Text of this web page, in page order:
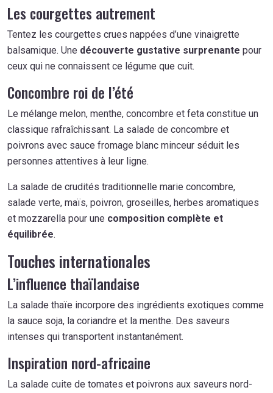
Les courgettes autrement
Tentez les courgettes crues nappées d’une vinaigrette
balsamique. Une découverte gustative surprenante pour
ceux qui ne connaissent ce légume que cuit.
Concombre roi de l’été
Le mélange melon, menthe, concombre et feta constitue un
classique rafraîchissant. La salade de concombre et
poivrons avec sauce fromage blanc minceur séduit les
personnes attentives à leur ligne.
La salade de crudités traditionnelle marie concombre,
salade verte, maïs, poivron, groseilles, herbes aromatiques
et mozzarella pour une composition complète et
équilibrée.
Touches internationales
L’influence thaïlandaise
La salade thaïe incorpore des ingrédients exotiques comme
la sauce soja, la coriandre et la menthe. Des saveurs
intenses qui transportent instantanément.
Inspiration nord-africaine
La salade cuite de tomates et poivrons aux saveurs nord-